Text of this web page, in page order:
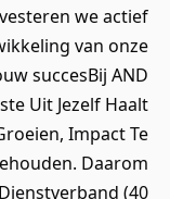
we actief
van onze
succesBij AND
Uit Jezelf Haalt
Impact Te
Daarom
(40